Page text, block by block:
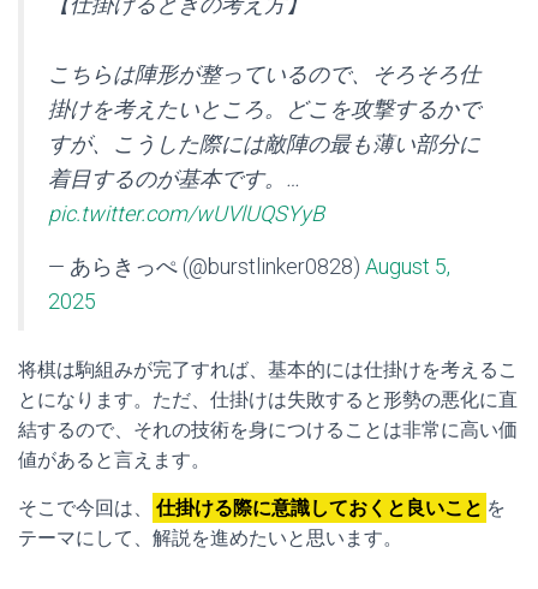
こちらは陣形が整っているので、そろそろ仕
掛けを考えたいところ。どこを攻撃するかで
すが、こうした際には敵陣の最も薄い部分に
着目するのが基本です。…
pic.twitter.com/wUVlUQSYyB
— あらきっぺ (@burstlinker0828) August 5,
2025
将棋は駒組みが完了すれば、基本的には仕掛けを考えるこ
とになります。ただ、仕掛けは失敗すると形勢の悪化に直
結するので、それの技術を身につけることは非常に高い価
値があると言えます。
そこで今回は、 仕掛ける際に意識しておくと良いこと を
テーマにして、解説を進めたいと思います。